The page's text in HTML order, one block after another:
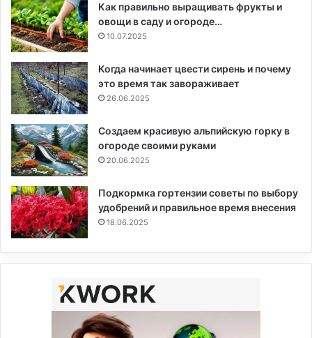
Как правильно выращивать фрукты и
овощи в саду и огороде…
10.07.2025
Когда начинает цвести сирень и почему
это время так завораживает
26.06.2025
Создаем красивую альпийскую горку в
огороде своими руками
20.06.2025
Подкормка гортензии советы по выбору
удобрений и правильное время внесения
18.06.2025